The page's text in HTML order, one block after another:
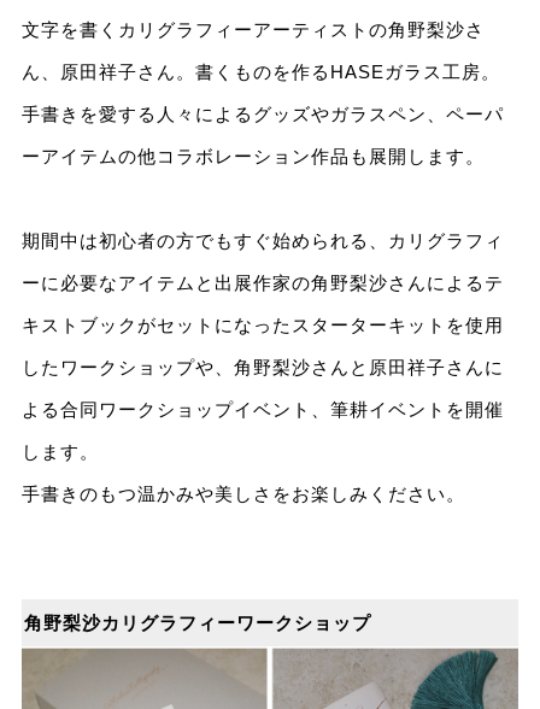
文字を書くカリグラフィーアーティストの角野梨沙さ
ん、原田祥子さん。書くものを作るHASEガラス工房。
手書きを愛する人々によるグッズやガラスペン、ペーパ
ーアイテムの他コラボレーション作品も展開します。
期間中は初心者の方でもすぐ始められる、カリグラフィ
ーに必要なアイテムと出展作家の角野梨沙さんによるテ
キストブックがセットになったスターターキットを使用
したワークショップや、角野梨沙さんと原田祥子さんに
よる合同ワークショップイベント、筆耕イベントを開催
します。
手書きのもつ温かみや美しさをお楽しみください。
角野梨沙カリグラフィーワークショップ